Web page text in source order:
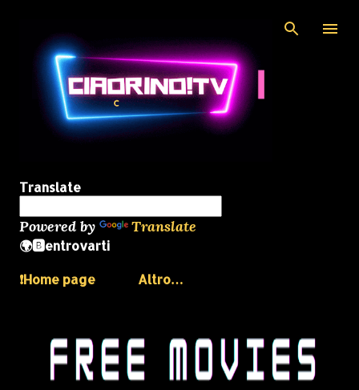
Translate
Powered by Translate
🌍🅱️entrovarti
❗️Home page
Altro…